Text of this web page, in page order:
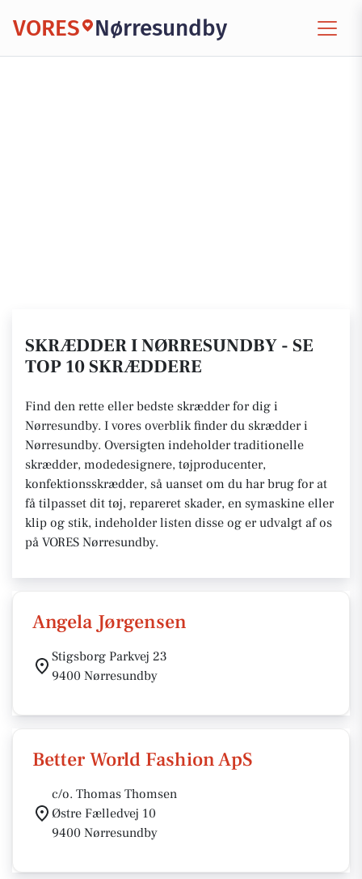
VORES Nørresundby
SKRÆDDER I NØRRESUNDBY - SE
TOP 10 SKRÆDDERE
Find den rette eller bedste skrædder for dig i
Nørresundby. I vores overblik finder du skrædder i
Nørresundby. Oversigten indeholder traditionelle
skrædder, modedesignere, tøjproducenter,
konfektionsskrædder, så uanset om du har brug for at
få tilpasset dit tøj, repareret skader, en symaskine eller
klip og stik, indeholder listen disse og er udvalgt af os
på VORES Nørresundby.
Angela Jørgensen
Stigsborg Parkvej 23
9400 Nørresundby
Better World Fashion ApS
c/o. Thomas Thomsen
Østre Fælledvej 10
9400 Nørresundby